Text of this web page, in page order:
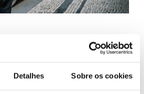
Detalhes Sobre os cookies
do Porto ter reaberto a 11 de
estacionamento municipais da
Silo Auto, Palácio de Cristal e
os parques à superfície na
(zona I), mais o parque